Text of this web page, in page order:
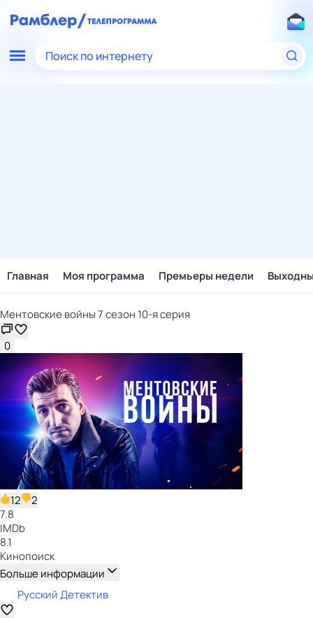
Поиск по интернету
Главная Моя программа Премьеры недели
Ментовские войны 7 сезон 10-я серия
0
12
2
7.8
IMDb
8.1
Кинопоиск
Больше информации
Русский Детектив